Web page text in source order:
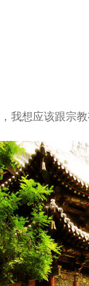
想应该跟宗教